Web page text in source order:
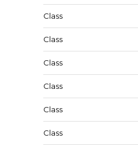
Class
Class
Class
Class
Class
Class